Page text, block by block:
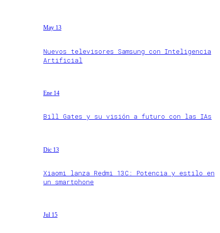
May 13
Nuevos televisores Samsung con Inteligencia
Artificial
Ene 14
Bill Gates y su visión a futuro con las IAs
Dic 13
Xiaomi lanza Redmi 13C: Potencia y estilo en
un smartphone
Jul 15